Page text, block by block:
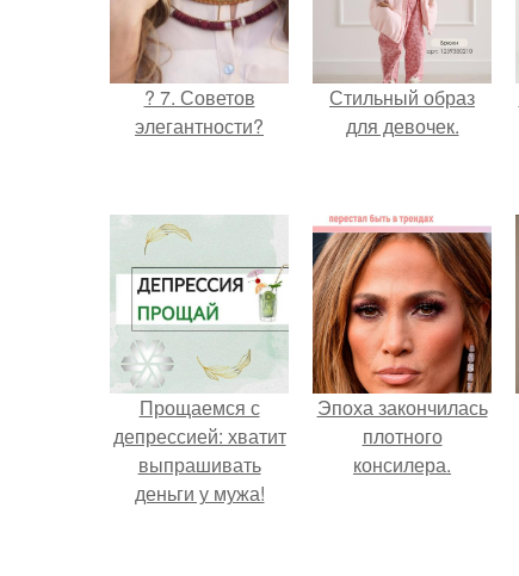
? 7. Советов
элегантности?
Стильный образ
для девочек.
Прощаемся с
депрессией: хватит
выпрашивать
деньги у мужа!
Эпоха закончилась
плотного
консилера.